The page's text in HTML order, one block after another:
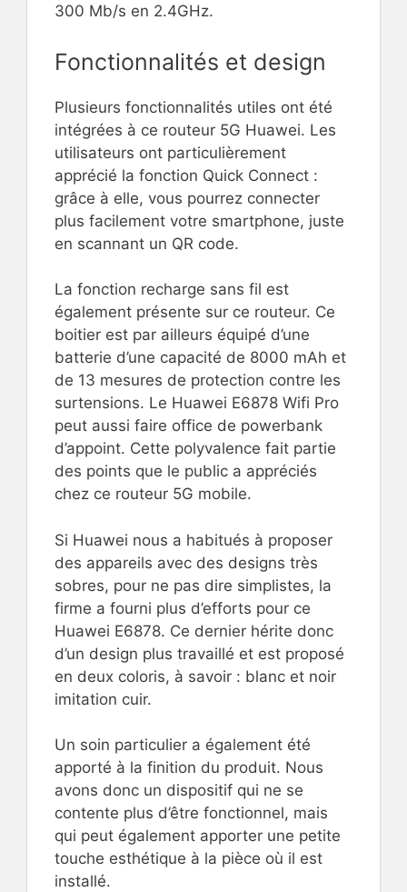
300 Mb/s en 2.4GHz.
Fonctionnalités et design
Plusieurs fonctionnalités utiles ont été
intégrées à ce routeur 5G Huawei. Les
utilisateurs ont particulièrement
apprécié la fonction Quick Connect :
grâce à elle, vous pourrez connecter
plus facilement votre smartphone, juste
en scannant un QR code.
La fonction recharge sans fil est
également présente sur ce routeur. Ce
boitier est par ailleurs équipé d’une
batterie d’une capacité de 8000 mAh et
de 13 mesures de protection contre les
surtensions. Le Huawei E6878 Wifi Pro
peut aussi faire office de powerbank
d’appoint. Cette polyvalence fait partie
des points que le public a appréciés
chez ce routeur 5G mobile.
Si Huawei nous a habitués à proposer
des appareils avec des designs très
sobres, pour ne pas dire simplistes, la
firme a fourni plus d’efforts pour ce
Huawei E6878. Ce dernier hérite donc
d’un design plus travaillé et est proposé
en deux coloris, à savoir : blanc et noir
imitation cuir.
Un soin particulier a également été
apporté à la finition du produit. Nous
avons donc un dispositif qui ne se
contente plus d’être fonctionnel, mais
qui peut également apporter une petite
touche esthétique à la pièce où il est
installé.